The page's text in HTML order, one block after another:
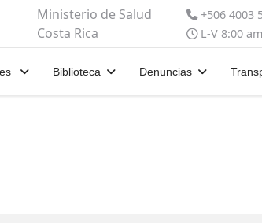
Ministerio de Salud
Costa Rica
+506 4003
L-V 8:00
Biblioteca Denuncias